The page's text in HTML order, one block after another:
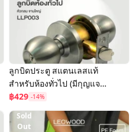
ลูกบิดประตู สแตนเลสแท้
สำหรับห้องทั่วไป (มีกุญแจ)
แบบหัวกลม รุ่น Premium
ส่งฟรี!! ประตู ลูกบิด
฿429 -14%
Sold
Out